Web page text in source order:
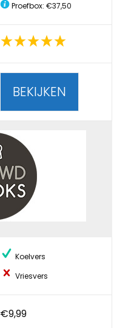
Proefbox: €37,50
BEKIJKEN
Koelvers
Vriesvers
€9,99